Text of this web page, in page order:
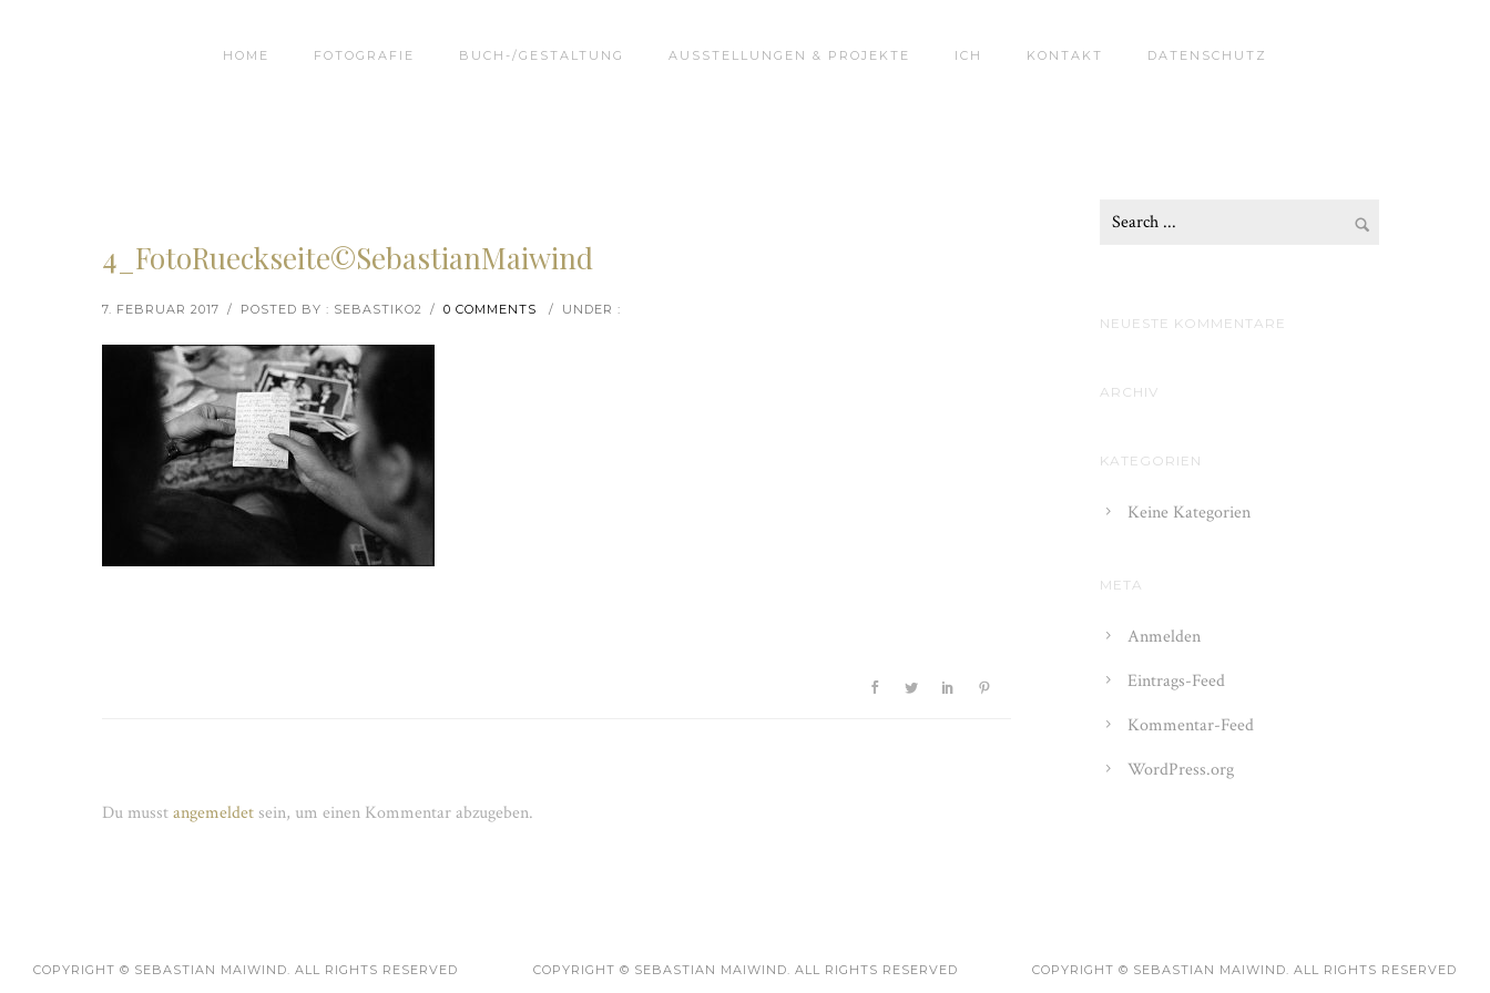
HOME FOTOGRAFIE BUCH-/GESTALTUNG AUSSTELLUNGEN & PROJEKTE ICH KONTAKT DATENSCHUTZ
4_FotoRueckseite©SebastianMaiwind
7. FEBRUAR 2017 / POSTED BY : SEBASTIKO2 / 0 COMMENTS / UNDER :
Du musstangemeldet sein, um einen Kommentar abzugeben.
NEUESTE KOMMENTARE
ARCHIV
KATEGORIEN
Keine Kategorien
META
Anmelden
Eintrags-Feed
Kommentar-Feed
WordPress.org
COPYRIGHT © SEBASTIAN MAIWIND. ALL RIGHTS RESERVED COPYRIGHT © SEBASTIAN MAIWIND. ALL RIGHTS RESERVED COPYRIGHT © SEBASTIAN MAIWIND. ALL RIGHTS RESERVED